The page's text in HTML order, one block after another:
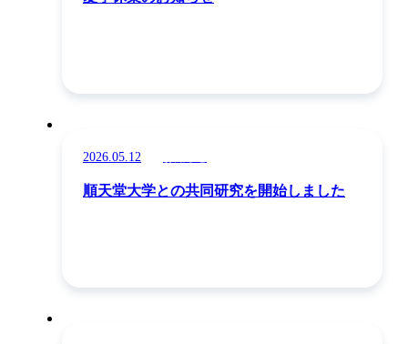
2026.05.12
順天堂大学との共同研究を開始しました